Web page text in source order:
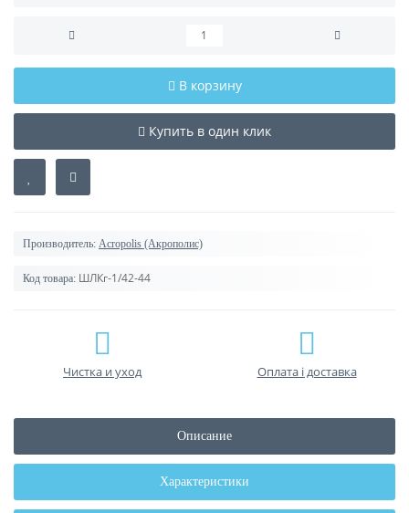
В корзину
Купить в один клик
Производитель: Acropolis (Акрополис)
Код товара: ШЛКг-1/42-44
Чистка и уход Оплата і доставка
Описание
Характеристики